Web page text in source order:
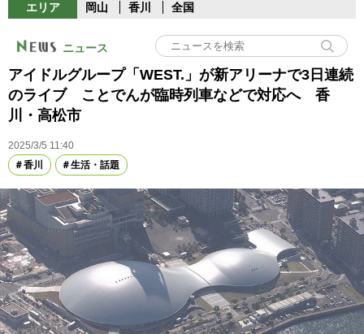
エリア 岡山 香川 全国
ニュース
アイドルグループ「WEST.」が新アリーナで3日連続
のライブ ことでんが臨時列車などで対応へ 香
川・高松市
2025/3/5 11:40
香川
生活・話題